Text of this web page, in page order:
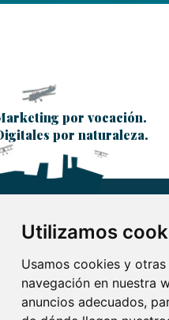
Utilizamos
Usamos cookies y
navegación en nuestra
anuncios adecuados,
por vocación.
por naturaleza.
marcas
a resultados
empresas